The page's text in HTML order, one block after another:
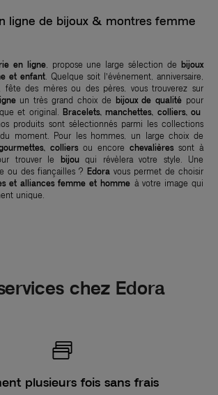
ligne de bijoux & montres femme
en ligne, propose une large sélection debijoux
et enfant . Quelque soit l’événement, anniversaire,
fête des mères ou des pères, vous trouverez sur
un très grand choix de bijoux de qualité pour
et original. Bracelets, manchettes, colliers, ou
produits sont sélectionnés parmi les collections
moment. Pour les hommes, un large choix de
colliersou encore chevalièressont à
trouver le bijouqui révèlera votre style. Une
ou des fiançailles ?Edora vous permet de choisir
et alliances femme et homme à votre image qui
unique.
chez Edora
plusieurs fois sans frais